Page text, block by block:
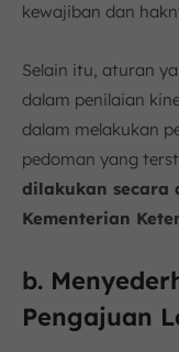
kewajiban dan
Selain itu, aturan
dalam penilaian
dalam melakukan
pedoman yang
dilakukan secara
Kementerian
b.
Pengajuan